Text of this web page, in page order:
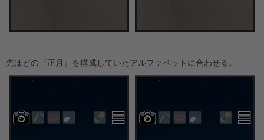
先ほどの『正月』を構成していたアルファベットに合わせる。